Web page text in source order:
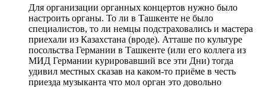
Для организации органных концертов нужно было
настроить органы. То ли в Ташкенте не было
специалистов, то ли немцы подстраховались и мастера
приехали из Казахстана (вроде). Атташе по культуре
посольства Германии в Ташкенте (или его коллега из
МИД Германии курировавший все эти Дни) тогда
удивил местных сказав на каком-то приёме в честь
приезда музыканта что мол орган это довольно